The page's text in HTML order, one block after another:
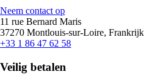
Neem contact op
11 rue Bernard Maris
37270 Montlouis-sur-Loire, Frankrijk
+33 1 86 47 62 58
Veilig betalen